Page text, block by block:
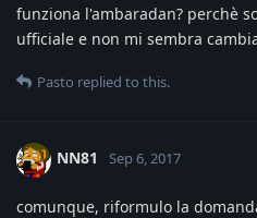
funziona l'ambaradan? perchè
ufficiale e non mi sembra
Pasto replied to this.
NN81 Sep 6, 2017
comunque, riformulo la